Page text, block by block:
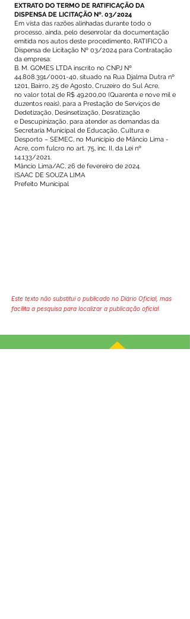
EXTRATO DO TERMO DE RATIFICAÇÃO DA
DISPENSA DE LICITAÇÃO Nº. 03/2024
Em vista das razões alinhadas durante todo o
processo, ainda, pelo desenrolar da documentação
emitida nos autos deste procedimento, RATIFICO a
Dispensa de Licitação Nº 03/2024 para Contratação
da empresa:
B. M. GOMES LTDA inscrito no CNPJ Nº
44.808.391/0001-40, situado na Rua Djalma Dutra nº
1201, Bairro, 25 de Agosto, Cruzeiro do Sul Acre,
no valor total de R$ 49.200,00 (Quarenta e nove mil e
duzentos reais), para a Prestação de Serviços de
Dedetização, Desinsetização, Desratização
e Descupinização, para atender as demandas da
Secretaria Municipal de Educação, Cultura e
Desporto – SEMEC, no Município de Mâncio Lima -
Acre, com fulcro no art. 75, inc. II, da Lei nº
14.133/2021.
Mâncio Lima/AC, 26 de fevereiro de 2024.
ISAAC DE SOUZA LIMA
Prefeito Municipal
Este texto não substitui o publicado no Diário Oficial, mas
facilita a pesquisa para localizar a publicação oficial.